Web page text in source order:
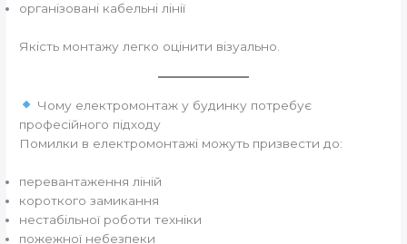
організовані кабельні лінії
Якість монтажу легко оцінити візуально.
Чому електромонтаж у будинку потребує
професійного підходу
Помилки в електромонтажі можуть призвести до:
перевантаження ліній
короткого замикання
нестабільної роботи техніки
пожежної небезпеки